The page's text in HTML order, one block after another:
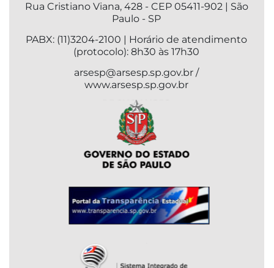
Rua Cristiano Viana, 428 - CEP 05411-902 | São
Paulo - SP
PABX: (11)3204-2100 | Horário de atendimento
(protocolo): 8h30 às 17h30
arsesp@arsesp.sp.gov.br /
www.arsesp.sp.gov.br